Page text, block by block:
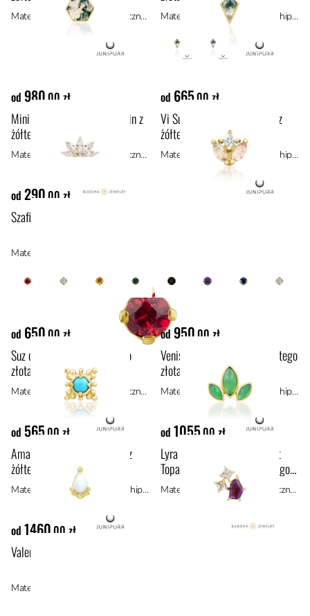
Materiał: materiały hipoalergiczne, złoto 14k Materiał: złoto 14k, materiały hipoalergiczne
od 980,00 zł
Mini Valentina ozdoba push-in z
żółtego złota 14k
Materiał: materiały hipoalergiczne, złoto 14k
od 665,00 zł
Vi Sunstone ozdoba push-in z
żółtego złota 14k
Materiał: złoto 14k, materiały hipoalergiczne
od 290,00 zł
Szafir Songea w oprawie prong set ze złota 18k
Materiał: materiały hipoalergiczne
od 650,00 zł
Suz ozdoba push-in z żółtego
złota 14k
Materiał: materiały hipoalergiczne, złoto 14k
od 950,00 zł
Venis II ozdoba push-in z żółtego
złota 14k
Materiał: złoto 14k, materiały hipoalergiczne
od 565,00 zł
Amani Opal ozdoba push-in z
żółtego złota 14k
Materiał: złoto 14k, materiały hipoalergiczne
od 1055,00 zł
Lyra Amethyst Mercury Mist
Topaz ozdoba push-in z żółtego
złota 14k
Materiał: materiały hipoalergiczne, złoto 14k
od 1460,00 zł
Valentina Amethyst ozdoba push-in z żółtego złota 14k
Materiał: materiały hipoalergiczne, złoto 14k